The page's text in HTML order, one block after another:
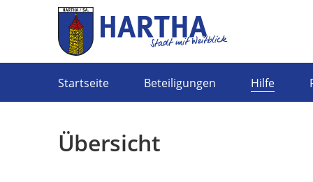
Startseite Beteiligungen Hilfe
Übersicht